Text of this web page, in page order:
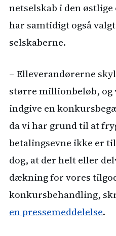
netselskab i den
har samtidigt også
selskaberne.
– Elleverandørerne
større millionbeløb, og
indgive en
da vi har grund til at
betalingsevne ikke er
dog, at der helt eller
dækning for vores
konkursbehandling,
en pressemeddelelse.